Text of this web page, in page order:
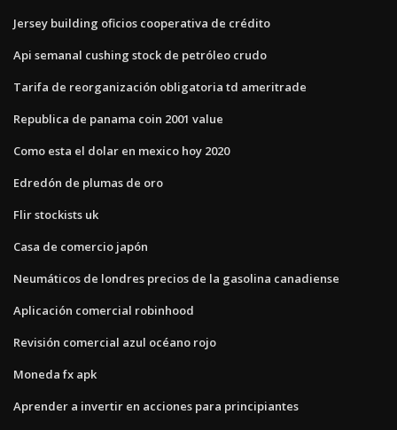
Jersey building oficios cooperativa de crédito
Api semanal cushing stock de petróleo crudo
Tarifa de reorganización obligatoria td ameritrade
Republica de panama coin 2001 value
Como esta el dolar en mexico hoy 2020
Edredón de plumas de oro
Flir stockists uk
Casa de comercio japón
Neumáticos de londres precios de la gasolina canadiense
Aplicación comercial robinhood
Revisión comercial azul océano rojo
Moneda fx apk
Aprender a invertir en acciones para principiantes